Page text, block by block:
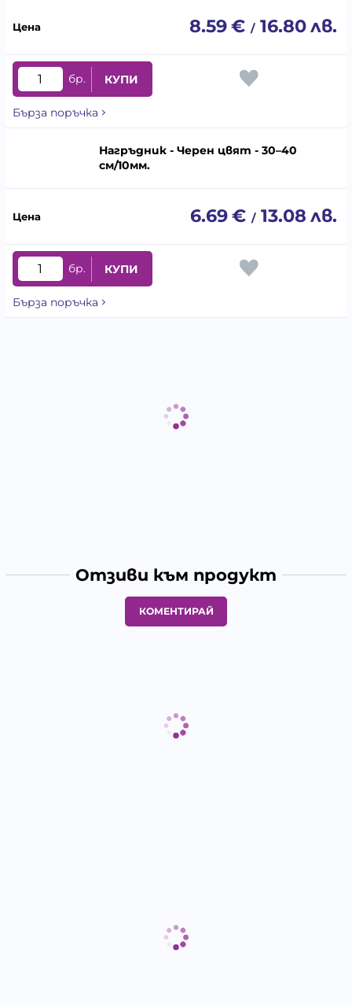
8.59€ / 16.80лв.
бр. КУПИ
Бърза поръчка
Нагръдник - Черен цвят - 30–40
cм/10мм.
6.69€ / 13.08 лв.
бр. КУПИ
Бърза поръчка
Отзиви към продукт
КОМЕНТИРАЙ